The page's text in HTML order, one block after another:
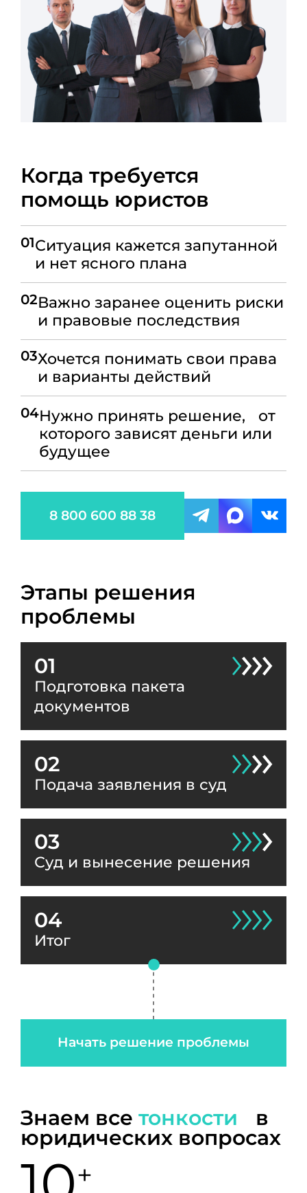
Когда требуется
помощь юристов
01Ситуация кажется запутанной
и нет ясного плана
02Важно заранее оценить риски
и правовые последствия
03Хочется понимать свои права
и варианты действий
04Нужно принять решение, от
которого зависят деньги или
будущее
8 800 600 88 38
Этапы решения
проблемы
01
Подготовка пакета
документов
02
Подача заявления в суд
03
Суд и вынесение решения
04
Итог
Начать решение проблемы
Знаем все тонкости в
юридических вопросах
+